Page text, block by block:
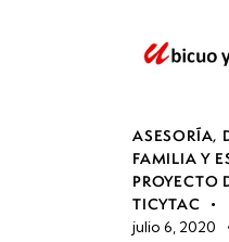
ASESORÍA,
FAMILIA Y
PROYECTO
TICYTAC
julio 6, 2020